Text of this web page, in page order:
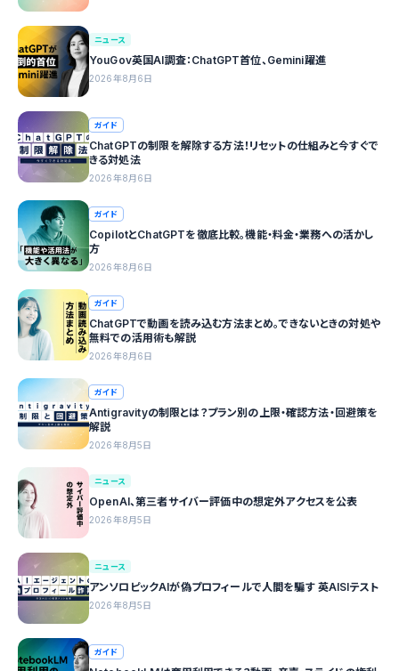
ニュース
YouGov英国AI調査：ChatGPT首位、Gemini躍進
2026年8月6日
ガイド
ChatGPTの制限を解除する方法！リセットの仕組みと今すぐで
きる対処法
2026年8月6日
ガイド
CopilotとChatGPTを徹底比較。機能・料金・業務への活かし
方
2026年8月6日
ガイド
ChatGPTで動画を読み込む方法まとめ。できないときの対処や
無料での活用術も解説
2026年8月6日
ガイド
Antigravityの制限とは？プラン別の上限・確認方法・回避策を
解説
2026年8月5日
ニュース
OpenAI、第三者サイバー評価中の想定外アクセスを公表
2026年8月5日
ニュース
アンソロピックAIが偽プロフィールで人間を騙す 英AISIテスト
2026年8月5日
ガイド